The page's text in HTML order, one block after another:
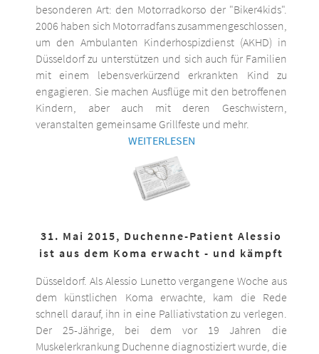
besonderen Art: den Motorradkorso der "Biker4kids".
2006 haben sich Motorradfans zusammengeschlossen,
um den Ambulanten Kinderhospizdienst (AKHD) in
Düsseldorf zu unterstützen und sich auch für Familien
mit einem lebensverkürzend erkrankten Kind zu
engagieren. Sie machen Ausflüge mit den betroffenen
Kindern, aber auch mit deren Geschwistern,
veranstalten gemeinsame Grillfeste und mehr.
WEITERLESEN
31. Mai 2015, Duchenne-Patient Alessio
ist aus dem Koma erwacht - und kämpft
Düsseldorf. Als Alessio Lunetto vergangene Woche aus
dem künstlichen Koma erwachte, kam die Rede
schnell darauf, ihn in eine Palliativstation zu verlegen.
Der 25-Jährige, bei dem vor 19 Jahren die
Muskelerkrankung Duchenne diagnostiziert wurde, die